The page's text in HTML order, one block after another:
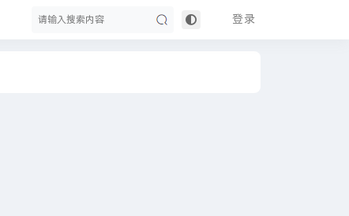
登录